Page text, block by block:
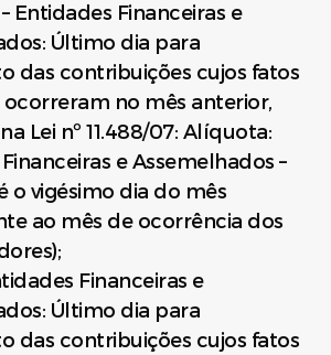
Entidades Financeiras e
Último dia para
das contribuições cujos fatos
no mês anterior,
Lei nº 11.488/07: Alíquota:
e Assemelhados –
o vigésimo dia do mês
ao mês de ocorrência dos
Financeiras e
Último dia para
das contribuições cujos fatos